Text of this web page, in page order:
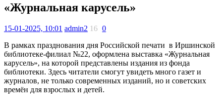
«Журнальная карусель»
15-01-2025, 10:01 admin2 16 0
В рамках празднования дня Российской печати в Иршинской
библиотеке-филиал №22, оформлена выставка «Журнальная
карусель», на которой представлены издания из фонда
библиотеки. Здесь читатели смогут увидеть много газет и
журналов, не только современных изданий, но и советских
времён для взрослых и детей.